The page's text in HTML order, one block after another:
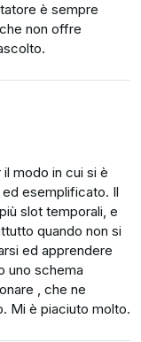
come
tecnica
prima della
può fare una
per
parte,
sempre in
più
“costa
ai pregiudizi
poi non
delle deadline
è sempre
non offre
modo in cui si è
esemplificato. Il
slot temporali, e
quando non si
ed apprendere
uno schema
, che ne
Mi è piaciuto molto.